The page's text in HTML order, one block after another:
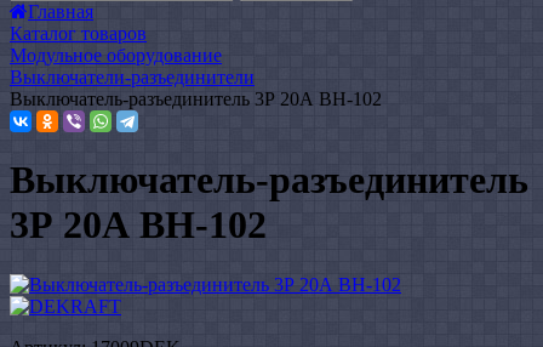
Главная
Каталог товаров
Модульное оборудование
Выключатели-разъединители
Выключатель-разъединитель 3Р 20А ВН-102
Выключатель-разъединитель
3Р 20А ВН-102